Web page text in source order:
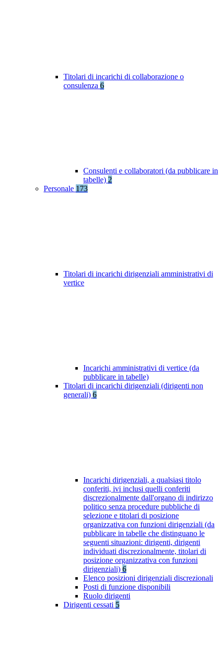
Titolari di incarichi di collaborazione o
consulenza 6
Consulenti e collaboratori (da pubblicare in
tabelle) 2
Personale 173
Titolari di incarichi dirigenziali amministrativi di
vertice
Incarichi amministrativi di vertice (da
pubblicare in tabelle)
Titolari di incarichi dirigenziali (dirigenti non
generali) 6
Incarichi dirigenziali, a qualsiasi titolo
conferiti, ivi inclusi quelli conferiti
discrezionalmente dall'organo di indirizzo
politico senza procedure pubbliche di
selezione e titolari di posizione
organizzativa con funzioni dirigenziali (da
pubblicare in tabelle che distinguano le
seguenti situazioni: dirigenti, dirigenti
individuati discrezionalmente, titolari di
posizione organizzativa con funzioni
dirigenziali) 6
Elenco posizioni dirigenziali discrezionali
Posti di funzione disponibili
Ruolo dirigenti
Dirigenti cessati 5